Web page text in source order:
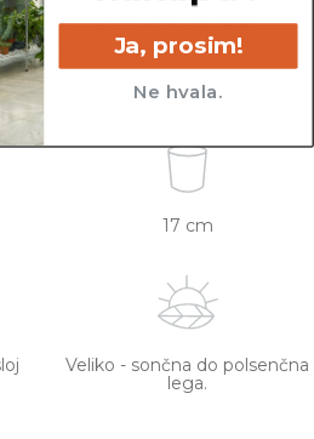
lonca je možno razbrati
lonec ni vključen v
17 cm
Veliko - sončna do polsenčna
lega.
Ja, prosim!
Ne hvala.